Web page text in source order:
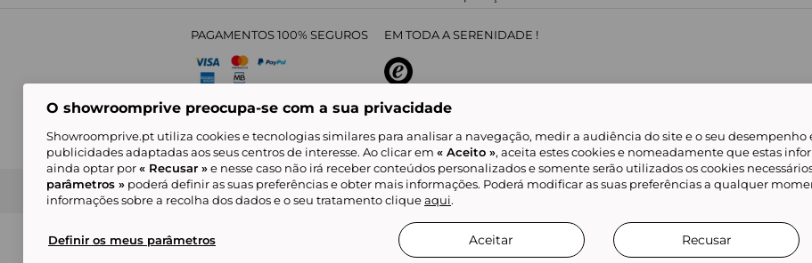
PAGAMENTOS 100% SEGUROS EM TODA A SERENIDADE !
4,31/5 sobre
Condições Gerais de Venda Política de Confidencialidade Livro de Reclamações Showroomprive group Ajuda e Contacto
de Marketplace
Alguns visuais são gerados com inteligência artificial
© Showroomprive.pt 2026
O showroomprive preocupa-se com a sua privacidade
Showroomprive.pt utiliza cookies e tecnologias similares para analisar a navegação, medir a audiência do site e o seu desempenho
publicidades adaptadas aos seus centros de interesse. Ao clicar em « Aceito », aceita estes cookies e nomeadamente que estas
ainda optar por« Recusar »e nesse caso não irá receber conteúdos personalizados e somente serão utilizados os cookies
parâmetros » poderá definir as suas preferências e obter mais informações. Poderá modificar as suas preferências a qualquer
informações sobre a recolha dos dados e o seu tratamento cliqueaqui.
Definir os meus parâmetros Aceitar Recusar